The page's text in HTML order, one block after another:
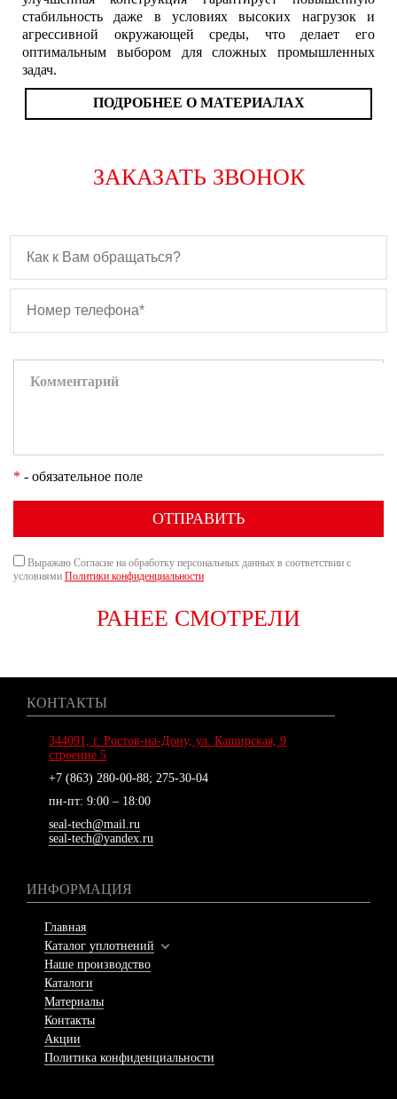
стабильность даже в условиях высоких нагрузок и
агрессивной окружающей среды, что делает его
оптимальным выбором для сложных промышленных
задач.
ПОДРОБНЕЕ О МАТЕРИАЛАХ
ЗАКАЗАТЬ ЗВОНОК
* - обязательное поле
ОТПРАВИТЬ
Выражаю Согласие на обработку персональных данных в соответствии с
условиями Политики конфиденциальности
РАНЕЕ СМОТРЕЛИ
КОНТАКТЫ
344091, г. Ростов-на-Дону, ул. Каширская, 9
строение 5
+7 (863) 280-00-88; 275-30-04
пн-пт: 9:00 – 18:00
seal-tech@mail.ru
seal-tech@yandex.ru
ИНФОРМАЦИЯ
Главная
Каталог уплотнений
Наше производство
Каталоги
Материалы
Контакты
Акции
Политика конфиденциальности